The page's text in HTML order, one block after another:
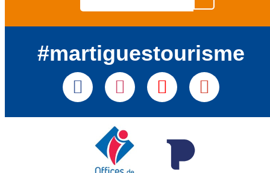
#martiguestourisme